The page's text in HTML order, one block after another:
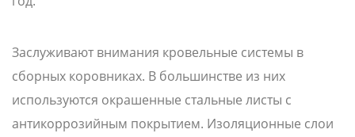
Заслуживают внимания кровельные системы в
сборных коровниках. В большинстве из них
используются окрашенные стальные листы с
антикоррозийным покрытием. Изоляционные слои